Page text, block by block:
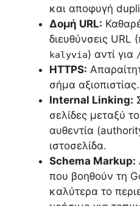
και αποφυγή
Δομή URL:
διευθύνσεις URL
kalyvia) αντί για
HTTPS:
σήμα αξιοπιστίας.
Internal Linking:
σελίδες μεταξύ
αυθεντία
ιστοσελίδα.
Schema Markup:
που βοηθούν τη
καλύτερα το